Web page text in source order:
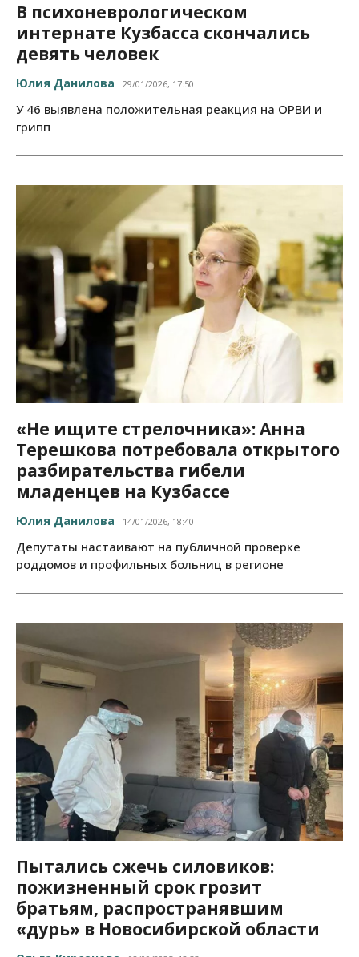
В психоневрологическом
интернате Кузбасса скончались
девять человек
Юлия Данилова 29/01/2026, 17:50
У 46 выявлена положительная реакция на ОРВИ и
грипп
«Не ищите стрелочника»: Анна
Терешкова потребовала открытого
разбирательства гибели
младенцев на Кузбассе
Юлия Данилова 14/01/2026, 18:40
Депутаты настаивают на публичной проверке
роддомов и профильных больниц в регионе
Пытались сжечь силовиков:
пожизненный срок грозит
братьям, распространявшим
«дурь» в Новосибирской области